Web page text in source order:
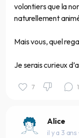
volontiers que la
naturellement
Mais vous, quel
Je serais curieux
7
Alice
il y a 3 ans